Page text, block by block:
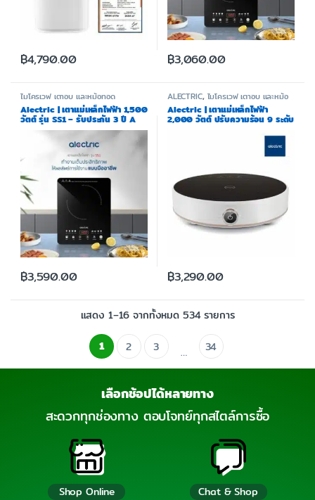
฿4,790.00 ฿3,060.00
ไมโครเวฟ เตาอบ และหม้อทอด
Alectric | เตาแม่เหล็กไฟฟ้า 1,500
วัตต์ รุ่น SS1 – รับประกัน 3 ปี A
฿3,590.00
ALECTRIC, ไมโครเวฟ เตาอบ และหม้อ
ทอด
Alectric | เตาแม่เหล็กไฟฟ้า
2,000 วัตต์ ปรับความร้อน 9 ระดับ
฿3,290.00
แสดง 1–16 จากทั้งหมด 534 รายการ
1
2 3 … 34
เลือกช้อปได้หลายทาง
สะดวกทุกช่องทาง ตอบโจทย์ทุกสไตล์การซื้อ
Shop Online
Chat & Shop